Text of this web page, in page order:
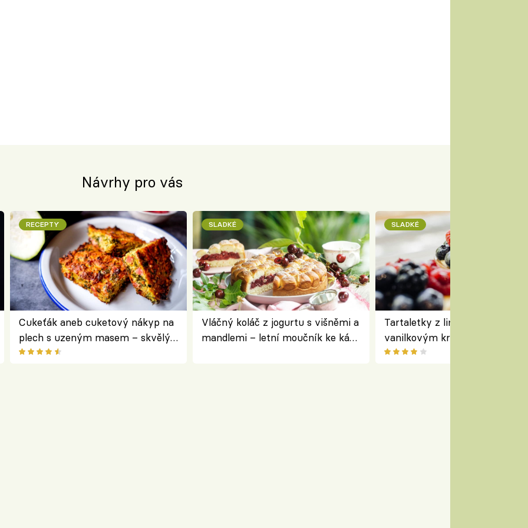
Návrhy pro vás
RECEPTY
Cukeťák aneb cuketový nákyp na
plech s uzeným masem – skvělý
způsob, jak zpracovat přerostlé
SLADKÉ
Vláčný koláč z jogurtu s višněmi a
mandlemi – letní moučník ke kávě
SLADKÉ
Tartaletky z lineckého těsta s
vanilkovým krémem a lesním
ovocem podle Bread Society